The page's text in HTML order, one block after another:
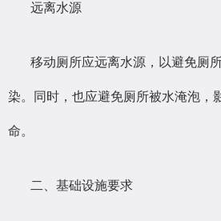
远离水源
移动厕所应远离水源，以避免厕
染。同时，也应避免厕所被水淹泡，
命。
二、基础设施要求